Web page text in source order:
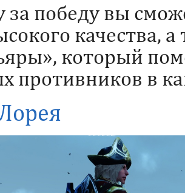
за победу вы
качества,
который
противников в